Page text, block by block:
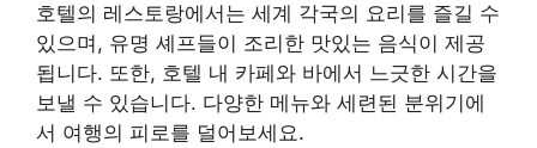
호텔의 레스토랑에서는 세계 각국의 요리를 즐길 수
있으며, 유명 셰프들이 조리한 맛있는 음식이 제공
됩니다. 또한, 호텔 내 카페와 바에서 느긋한 시간을
보낼 수 있습니다. 다양한 메뉴와 세련된 분위기에
서 여행의 피로를 덜어보세요.